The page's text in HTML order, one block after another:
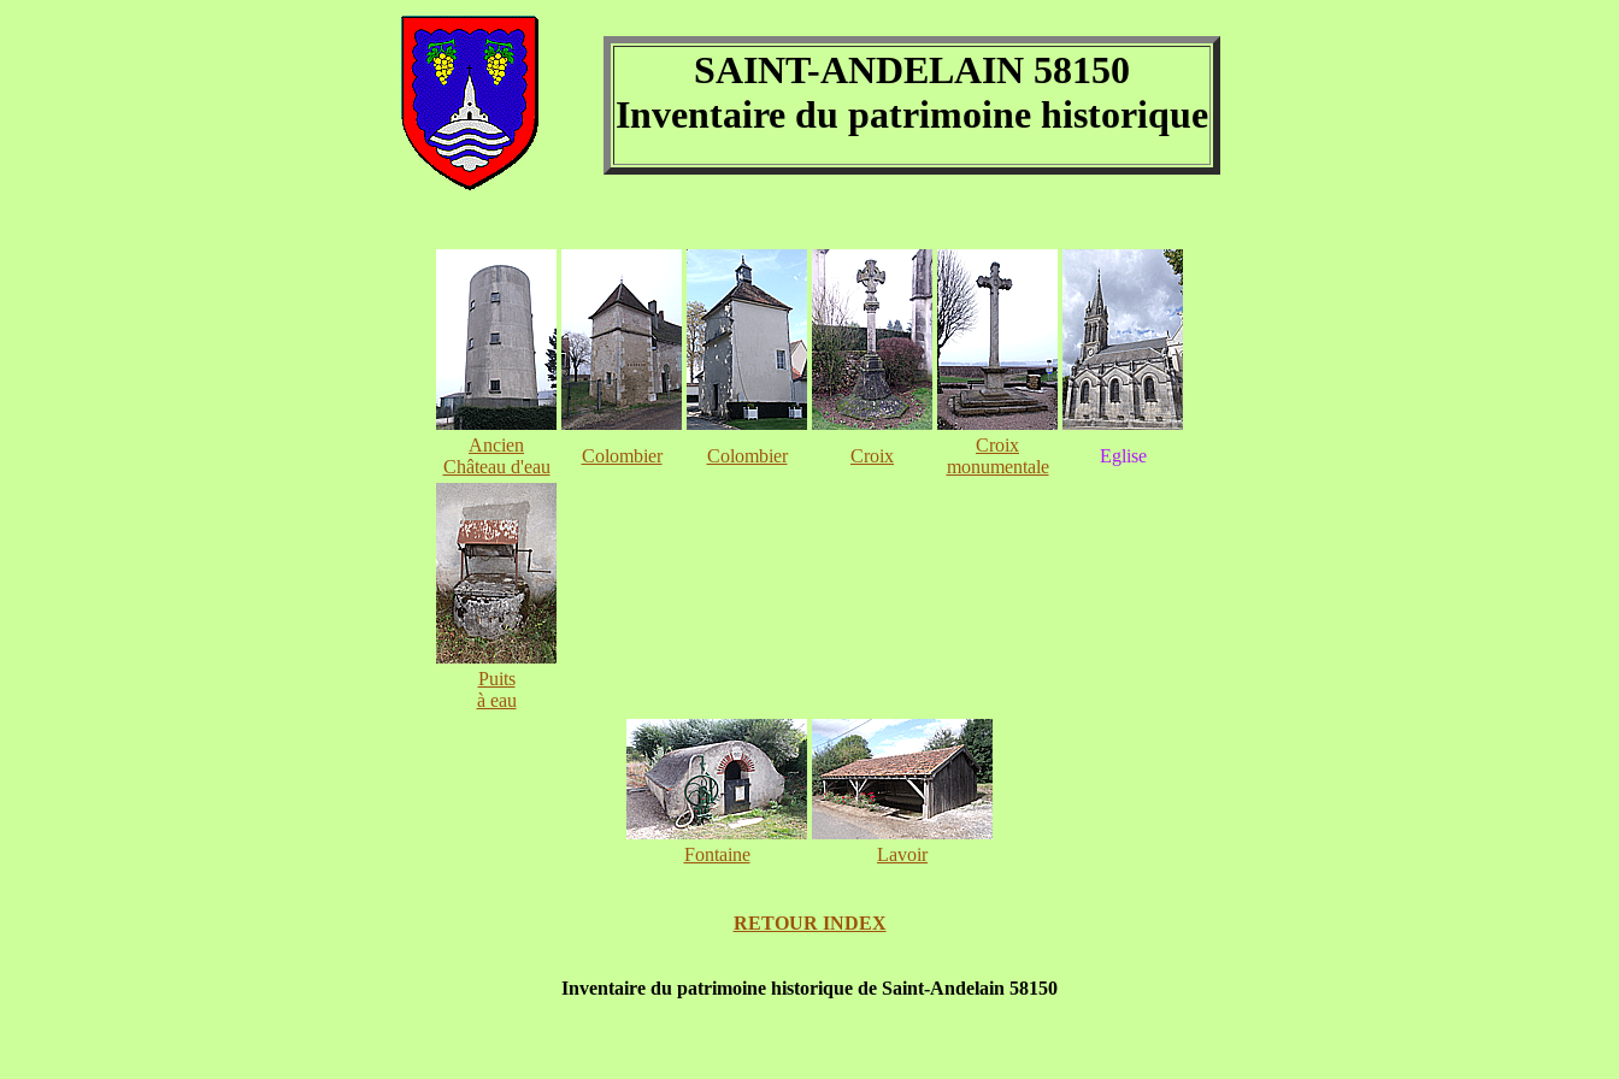
SAINT-ANDELAIN 58150
Inventaire du patrimoine historique
Ancien
Château d'eau
Colombier Colombier Croix
Croix
monumentale
Eglise
Puits
à eau
Fontaine Lavoir
RETOUR INDEX
Inventaire du patrimoine historique de Saint-Andelain 58150